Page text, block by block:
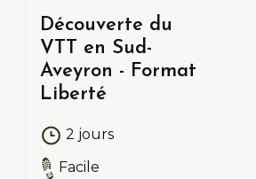
Découverte du
VTT en Sud-
Aveyron - Format
Liberté
2 jours
Facile